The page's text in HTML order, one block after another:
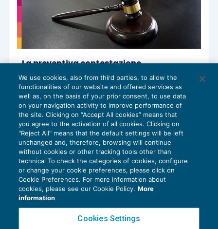
La preventiva contestazione
dell’addebito al lavoratore incolpato e
recidiva
GESTIONE DEL RAPPORTO ,NEWS DEL
GIORNO
16/06/2025
Privacy Policy
Cookie Policy
We use cookies, also from third parties, to allow the
functionalities of our website and offered services as
well as, on the basis of your prior consent, to use data
on your navigation activity to improve performance of
the site. Clicking on “Accept All cookies” means that
you agree to the activation of all cookies. Clicking on
"Reject All" means that the default settings will be left
unchanged and, therefore, browsing will continue
without cookies or other tracking tools other than
technical To check the categories of cookies, configure
or change your cookie preferences, please click on
Cookie Preferences. For more information about
cookies, please see our Cookie Policy. More
information
Cookies Settings